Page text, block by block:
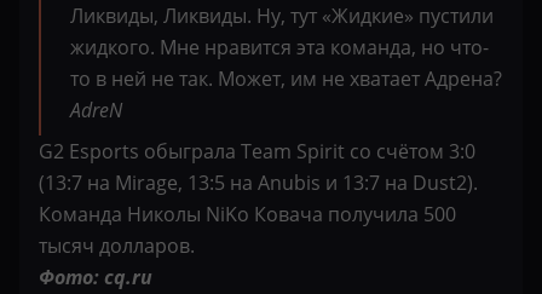
Ликвиды, Ликвиды. Ну, тут «Жидкие» пустили
жидкого. Мне нравится эта команда, но что-
то в ней не так. Может, им не хватает Адрена?
AdreN
G2 Esports обыграла Team Spirit со счётом 3:0
(13:7 на Mirage, 13:5 на Anubis и 13:7 на Dust2).
Команда Николы NiKo Ковача получила 500
тысяч долларов.
Фото: cq.ru